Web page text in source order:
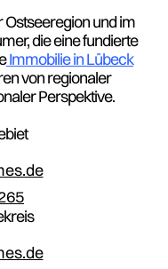
und im
die eine fundierte
Immobilie in Lübeck
von regionaler
Perspektive.